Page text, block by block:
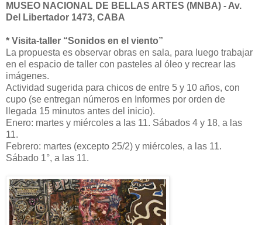
MUSEO NACIONAL DE BELLAS ARTES (MNBA) - Av.
Del Libertador 1473, CABA
* Visita-taller “Sonidos en el viento”
La propuesta es observar obras en sala, para luego trabajar
en el espacio de taller con pasteles al óleo y recrear las
imágenes.
Actividad sugerida para chicos de entre 5 y 10 años, con
cupo (se entregan números en Informes por orden de
llegada 15 minutos antes del inicio).
Enero: martes y miércoles a las 11. Sábados 4 y 18, a las
11.
Febrero: martes (excepto 25/2) y miércoles, a las 11.
Sábado 1°, a las 11.